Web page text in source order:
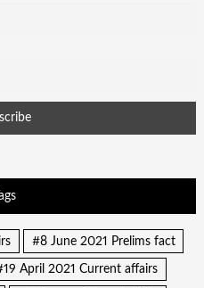
#8 June 2021 Prelims fact
April 2021 Current affairs